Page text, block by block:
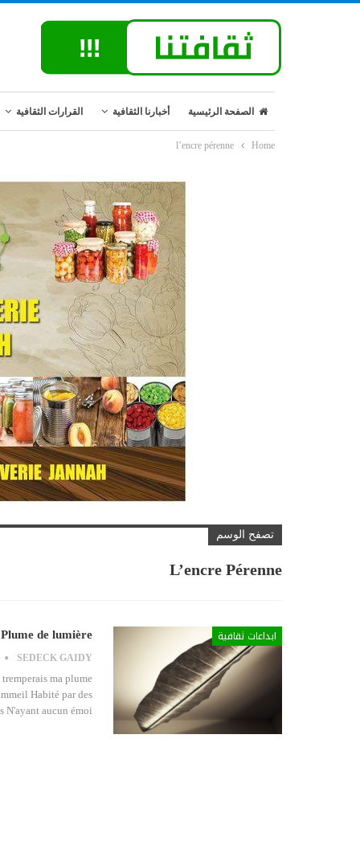
الصفحة الرئيسية أخبارنا الثقافية القرارات الثقافية
Home
l’encre pérenne
تصفح الوسم
L’encre Pérenne
ابداعات ثقافية Plume de lumière
SEDECK GAIDY
ma plume
Habité par des
N'ayant aucun émoi…